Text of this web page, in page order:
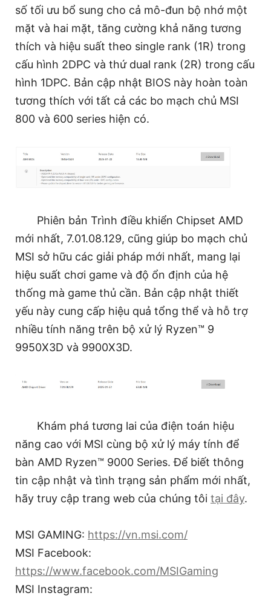
số tối ưu bổ sung cho cả mô-đun bộ nhớ một
mặt và hai mặt, tăng cường khả năng tương
thích và hiệu suất theo single rank (1R) trong
cấu hình 2DPC và thứ dual rank (2R) trong cấu
hình 1DPC. Bản cập nhật BIOS này hoàn toàn
tương thích với tất cả các bo mạch chủ MSI
800 và 600 series hiện có.
Phiên bản Trình điều khiển Chipset AMD
mới nhất, 7.01.08.129, cũng giúp bo mạch chủ
MSI sở hữu các giải pháp mới nhất, mang lại
hiệu suất chơi game và độ ổn định của hệ
thống mà game thủ cần. Bản cập nhật thiết
yếu này cung cấp hiệu quả tổng thể và hỗ trợ
nhiều tính năng trên bộ xử lý Ryzen™ 9
9950X3D và 9900X3D.
Khám phá tương lai của điện toán hiệu
năng cao với MSI cùng bộ xử lý máy tính để
bàn AMD Ryzen™ 9000 Series. Để biết thông
tin cập nhật và tình trạng sản phẩm mới nhất,
hãy truy cập trang web của chúng tôi tại đây.
MSI GAMING: https://vn.msi.com/
MSI Facebook:
https://www.facebook.com/MSIGaming
MSI Instagram: